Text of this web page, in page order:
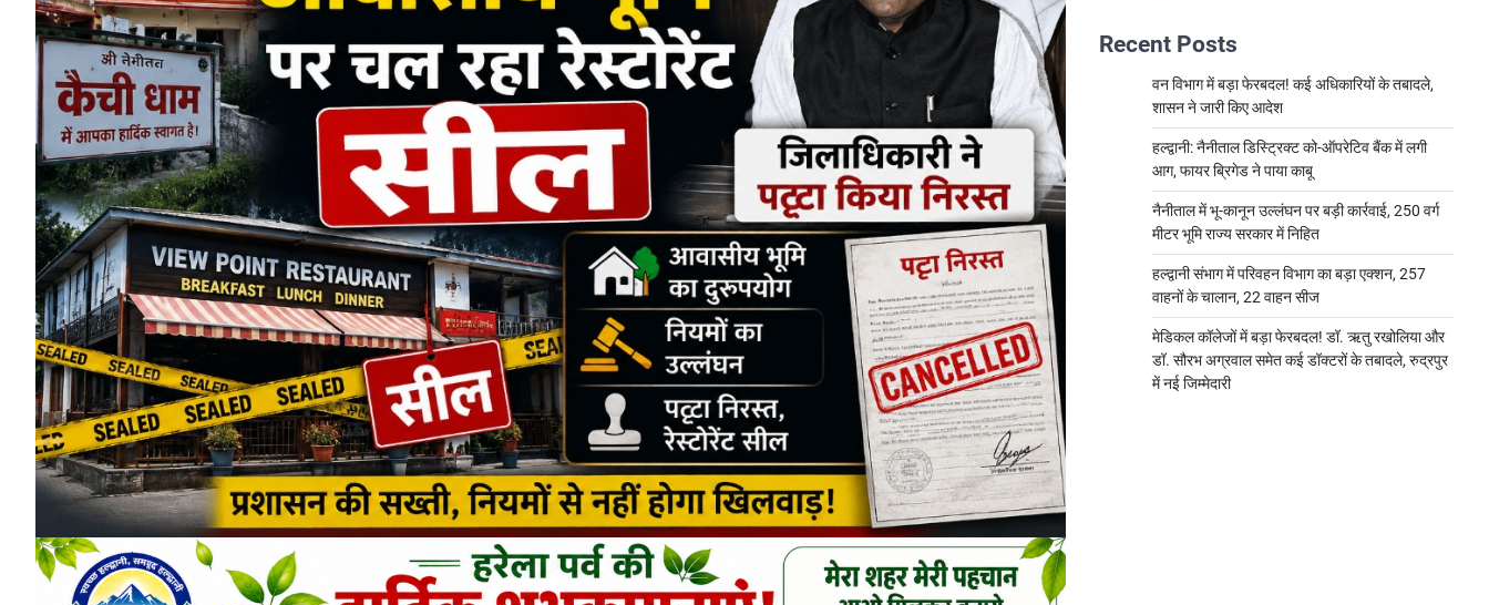
Recent Posts
वन विभाग में बड़ा फेरबदल! कई अधिकारियों के तबादले,
शासन ने जारी किए आदेश
हल्द्वानी: नैनीताल डिस्ट्रिक्ट को-ऑपरेटिव बैंक में लगी
आग, फायर ब्रिगेड ने पाया काबू
नैनीताल में भू-कानून उल्लंघन पर बड़ी कार्रवाई, 250 वर्ग
मीटर भूमि राज्य सरकार में निहित
हल्द्वानी संभाग में परिवहन विभाग का बड़ा एक्शन, 257
वाहनों के चालान, 22 वाहन सीज
मेडिकल कॉलेजों में बड़ा फेरबदल! डॉ. ऋतु रखोलिया और
डॉ. सौरभ अग्रवाल समेत कई डॉक्टरों के तबादले, रुद्रपुर
में नई जिम्मेदारी